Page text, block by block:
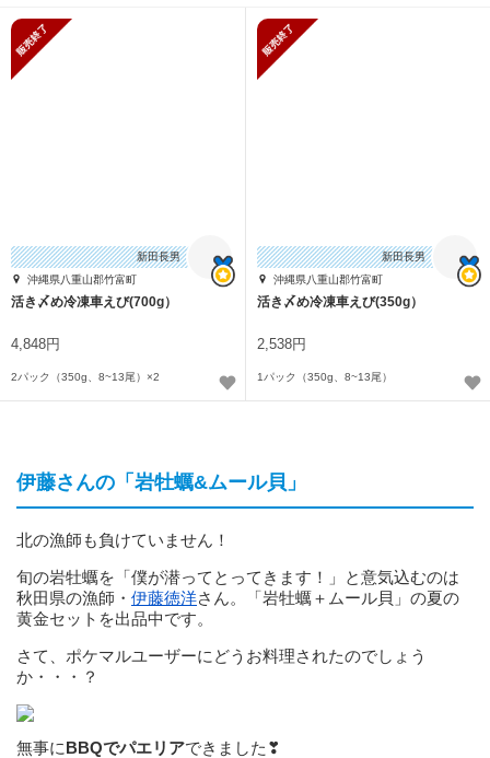
新田長男
沖縄県八重山郡竹富町
活き〆め冷凍車えび(700g）
4,848円
2パック（350g、8~13尾）×2
新田長男
沖縄県八重山郡竹富町
活き〆め冷凍車えび(350g）
2,538円
1パック（350g、8~13尾）
伊藤さんの「岩牡蠣&ムール貝」
北の漁師も負けていません！
旬の岩牡蠣を「僕が潜ってとってきます！」と意気込むのは
秋田県の漁師・ 伊藤徳洋さん。「岩牡蠣＋ムール貝」の夏の
黄金セットを出品中です。
さて、ポケマルユーザーにどうお料理されたのでしょう
か・・・？
無事にBBQでパエリアできました❣